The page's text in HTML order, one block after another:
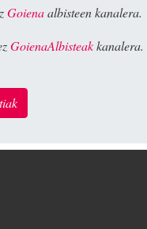
Goienaalbisteen kanalera.
GoienaAlbisteakkanalera.